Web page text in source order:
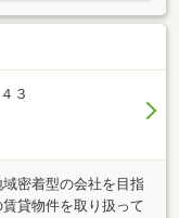
３
密着型の会社を目指
貸物件を取り扱って